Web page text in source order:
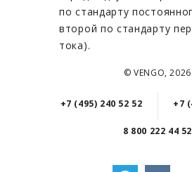
по стандарту
второй по стандарту
тока).
© VENGO, 2026
+7 (495) 240 52 52 +7
8 800 222 44 52